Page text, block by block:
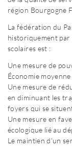
région Bourgogne
La fédération du
historiquement par
scolaires est :
Une mesure de
Économie
Une mesure de
en diminuant les
foyers qui se
Une mesure en
écologique lié au
Le maintien d'un